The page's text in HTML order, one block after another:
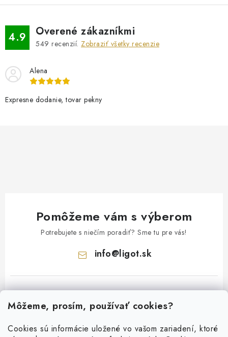
Môžeme, prosím, používať cookies?
Cookies sú informácie uložené vo vašom zariadení, ktoré
á
d
a
c
e
r
4.9 Overené zákazníkmi
549 recenzií. Zobraziť všetky recenzie
Alena
Expresne dodanie, tovar pekny
Pomôžeme vám s výberom
Potrebujete s niečím poradiť? Sme tu pre vás!
info@ligot.sk